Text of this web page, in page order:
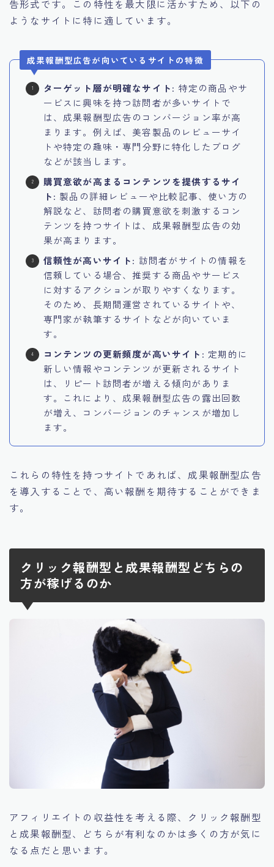
告形式です。この特性を最大限に活かすため、以下の
ようなサイトに特に適しています。
成果報酬型広告が向いているサイトの特徴
ターゲット層が明確なサイト: 特定の商品やサ
ービスに興味を持つ訪問者が多いサイトで
は、成果報酬型広告のコンバージョン率が高
まります。例えば、美容製品のレビューサイ
トや特定の趣味・専門分野に特化したブログ
などが該当します。
購買意欲が高まるコンテンツを提供するサイ
ト: 製品の詳細レビューや比較記事、使い方の
解説など、訪問者の購買意欲を刺激するコン
テンツを持つサイトは、成果報酬型広告の効
果が高まります。
信頼性が高いサイト: 訪問者がサイトの情報を
信頼している場合、推奨する商品やサービス
に対するアクションが取りやすくなります。
そのため、長期間運営されているサイトや、
専門家が執筆するサイトなどが向いていま
す。
コンテンツの更新頻度が高いサイト : 定期的に
新しい情報やコンテンツが更新されるサイト
は、リピート訪問者が増える傾向がありま
す。これにより、成果報酬型広告の露出回数
が増え、コンバージョンのチャンスが増加し
ます。
これらの特性を持つサイトであれば、成果報酬型広告
を導入することで、 高い報酬を期待することができま
す。
クリック報酬型と成果報酬型どちらの
方が稼げるのか
アフィリエイトの収益性を考える際、クリック報酬型
と成果報酬型、どちらが有利なのかは多くの方が気に
なる点だと思います。